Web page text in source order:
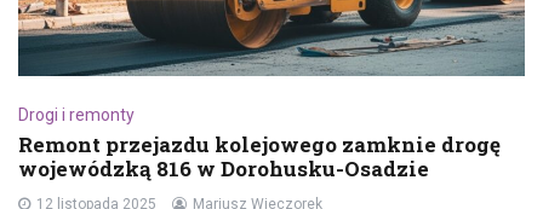
Drogi i remonty
Remont przejazdu kolejowego zamknie drogę
wojewódzką 816 w Dorohusku-Osadzie
12 listopada 2025 Mariusz Wieczorek